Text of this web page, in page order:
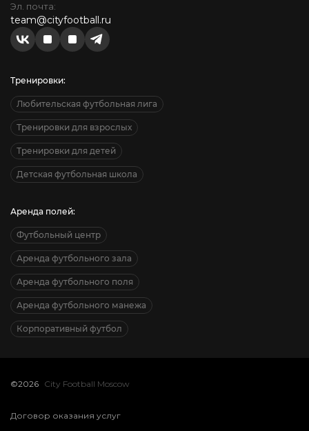
Эл. почта:
team@cityfootball.ru
Тренировки:
Любительская футбольная лига
Тренировки для взрослых
Тренировки для детей
Детская футбольная школа
Аренда полей:
Футбольный центр
Аренда футбольного зала
Аренда футбольного поля
Аренда футбольного манежа
Корпоративный футбол
©2026 City Football Moscow
Договор оказания услуг